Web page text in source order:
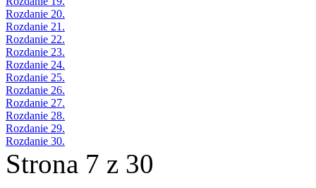
Rozdanie 20.
Rozdanie 21.
Rozdanie 22.
Rozdanie 23.
Rozdanie 24.
Rozdanie 25.
Rozdanie 26.
Rozdanie 27.
Rozdanie 28.
Rozdanie 29.
Rozdanie 30.
Strona 7 z 30